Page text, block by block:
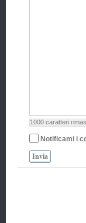
1000 caratteri
Notificami i
Invia